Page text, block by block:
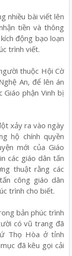
nhiều bài viết lên
tiền và thông
động bạo loạn
trình viết.
thuộc Hội Cờ
An, để lên án
Giáo phận Vinh bị
xảy ra vào ngày
hộ chính quyền
mới của Giáo
các giáo dân tấn
thuật rằng các
công giáo dân
trình cho biết.
bản phúc trình
có vũ trang đã
Thọ Hòa ở tỉnh
đã kêu gọi cải